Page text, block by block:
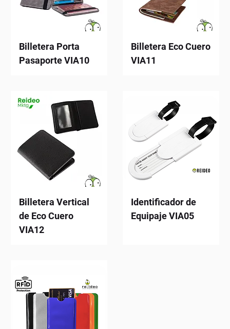
Billetera Porta
Pasaporte VIA10
Billetera Eco Cuero
VIA11
Billetera Vertical
de Eco Cuero
VIA12
Identificador de
Equipaje VIA05